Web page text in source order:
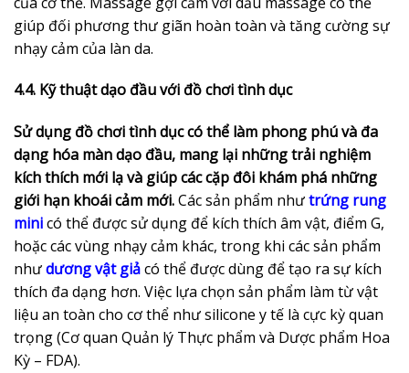
giúp đối phương thư giãn hoàn toàn và tăng cường sự
nhạy cảm của làn da.
4.4. Kỹ thuật dạo đầu với đồ chơi tình dục
Sử dụng đồ chơi tình dục có thể làm phong phú và đa
dạng hóa màn dạo đầu, mang lại những trải nghiệm
kích thích mới lạ và giúp các cặp đôi khám phá những
giới hạn khoái cảm mới.Các sản phẩm nhưtrứng rung
minicó thể được sử dụng để kích thích âm vật, điểm G,
hoặc các vùng nhạy cảm khác, trong khi các sản phẩm
nhưdương vật giảcó thể được dùng để tạo ra sự kích
thích đa dạng hơn. Việc lựa chọn sản phẩm làm từ vật
liệu an toàn cho cơ thể như silicone y tế là cực kỳ quan
trọng (Cơ quan Quản lý Thực phẩm và Dược phẩm Hoa
Kỳ – FDA).